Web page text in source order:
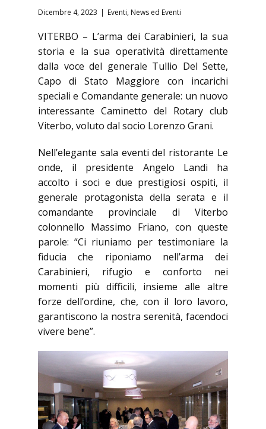
Dicembre 4, 2023 Eventi, News ed Eventi
VITERBO – L’arma dei Carabinieri, la sua
storia e la sua operatività direttamente
dalla voce del generale Tullio Del Sette,
Capo di Stato Maggiore con incarichi
speciali e Comandante generale: un nuovo
interessante Caminetto del Rotary club
Viterbo, voluto dal socio Lorenzo Grani.
Nell’elegante sala eventi del ristorante Le
onde, il presidente Angelo Landi ha
accolto i soci e due prestigiosi ospiti, il
generale protagonista della serata e il
comandante provinciale di Viterbo
colonnello Massimo Friano, con queste
parole: “Ci riuniamo per testimoniare la
fiducia che riponiamo nell’arma dei
Carabinieri, rifugio e conforto nei
momenti più difficili, insieme alle altre
forze dell’ordine, che, con il loro lavoro,
garantiscono la nostra serenità, facendoci
vivere bene”.